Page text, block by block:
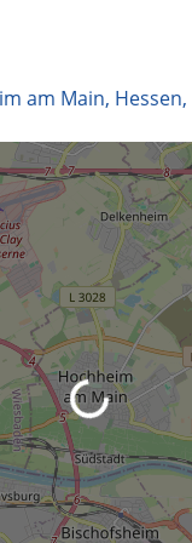
am Main, Hessen,